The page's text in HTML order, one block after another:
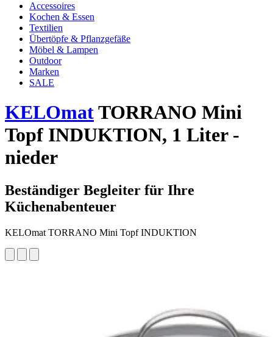
Accessoires
Kochen & Essen
Textilien
Übertöpfe & Pflanzgefäße
Möbel & Lampen
Outdoor
Marken
SALE
KELOmatTORRANO Mini
Topf INDUKTION, 1 Liter -
nieder
Beständiger Begleiter für Ihre
Küchenabenteuer
KELOmat TORRANO Mini Topf INDUKTION